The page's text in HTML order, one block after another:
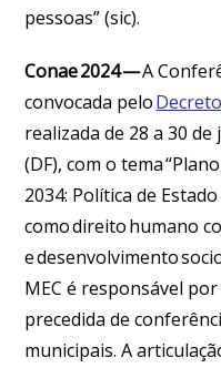
pessoas” (sic).
Conae2024 —A
convocada pelo
realizada de 28 a 30
(DF), com o tema
2034: Política de
como direito humano
e desenvolvimento
MEC é responsável
precedida de
municipais. A